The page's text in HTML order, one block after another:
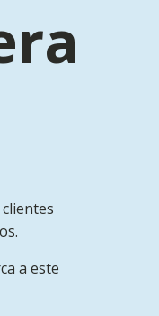
a este